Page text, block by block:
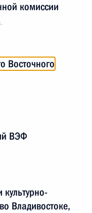
комиссии
Восточного
ВЭФ
Владивостоке,